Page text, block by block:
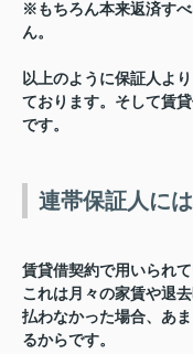
※もちろん本来返済す
ん。
以上のように保証人よ
ております。そして賃
です。
連帯保証人に
賃貸借契約で用いられ
これは月々の家賃や退
払わなかった場合、あ
るからです。